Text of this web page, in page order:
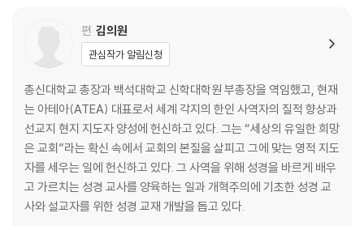
약속의 성취 (20:1-21:21) - 278
제20강
시험하시고 공급하시는 하나님 (21:22-22:24) - 294
제21강
후계자를 위한 아내 (23:1-24:67) - 309
제22강
팥죽과 장자의 명분 (25:1-34) - 328
제23강
순종과 복 (26:1-33) - 342
편 김의원
관심작가 알림신청
총신대학교 총장과 백석대학교 신학대학원 부총장을 역임했고, 현재
는 아테아(ATEA) 대표로서 세계 각지의 한인 사역자의 질적 향상과
선교지 현지 지도자 양성에 헌신하고 있다. 그는 “세상의 유일한 희망
은 교회”라는 확신 속에서 교회의 본질을 살피고 그에 맞는 영적 지도
자를 세우는 일에 헌신하고 있다. 그 사역을 위해 성경을 바르게 배우
고 가르치는 성경 교사를 양육하는 일과 개혁주의에 기초한 성경 교
사와 설교자를 위한 성경 교재 개발을 돕고 있다.